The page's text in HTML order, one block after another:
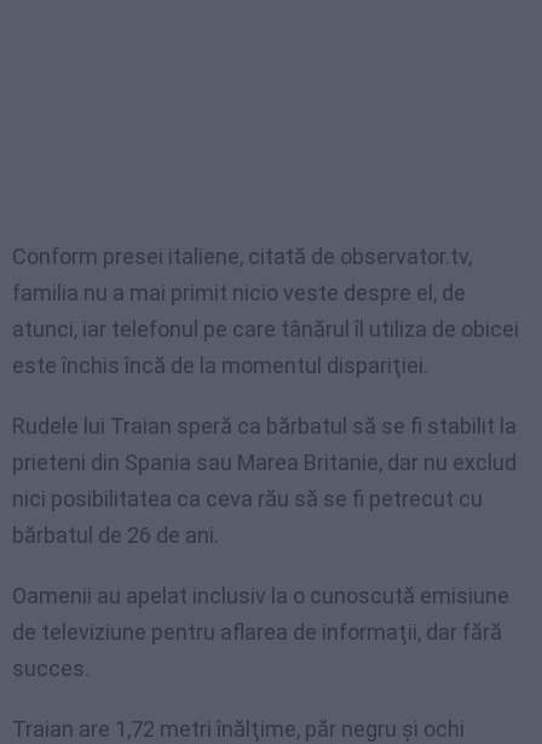
Conform presei italiene, citată de observator.tv,
familia nu a mai primit nicio veste despre el, de
atunci, iar telefonul pe care tânărul îl utiliza de obicei
este închis încă de la momentul dispariţiei.
Rudele lui Traian speră ca bărbatul să se fi stabilit la
prieteni din Spania sau Marea Britanie, dar nu exclud
nici posibilitatea ca ceva rău să se fi petrecut cu
bărbatul de 26 de ani.
Oamenii au apelat inclusiv la o cunoscută emisiune
de televiziune pentru aflarea de informaţii, dar fără
succes.
Traian are 1,72 metri înălţime, păr negru și ochi